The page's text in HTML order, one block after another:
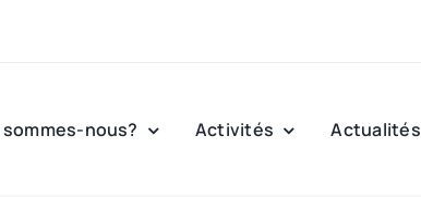
sommes-nous? Activités Actualités